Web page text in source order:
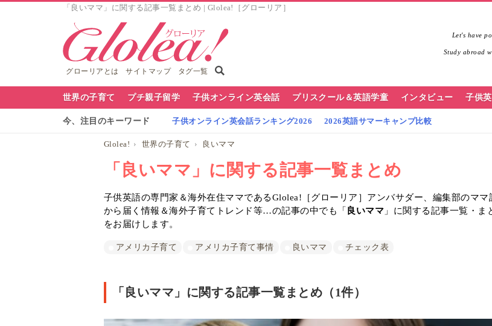
「良いママ」に関する記事一覧まとめ | Glolea!［グローリア］
グローリアとは サイトマップ タグ一覧
Let's have
Study abroad
世界の子育て プチ親子留学 子供オンライン英会話 プリスクール＆英語学童 インタビュー 子供
今、注目のキーワード 子供オンライン英会話ランキング2026 2026英語サマーキャンプ比較
Glolea! 世界の子育て 良いママ
「良いママ」に関する記事一覧まとめ
子供英語の専門家＆海外在住ママであるGlolea!［グローリア］アンバサダー、編集部のママ
から届く情報＆海外子育てトレンド等…の記事の中でも「 良いママ 」に関する記事一覧・ま
をお届けします。
アメリカ子育て アメリカ子育て事情 良いママ チェック表
「良いママ」に関する記事一覧まとめ（1件）